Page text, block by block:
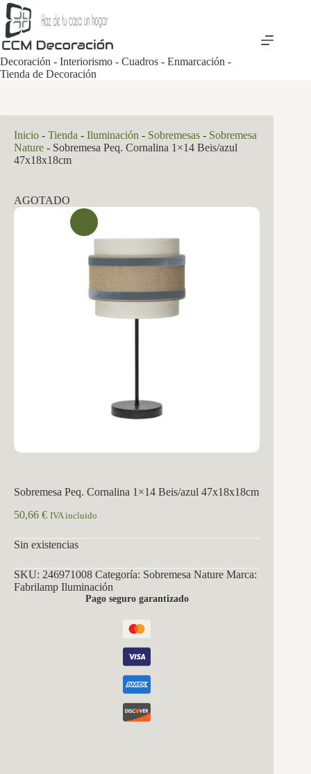
Saltar
al
contenido
Decoración - Interiorismo - Cuadros - Enmarcación -
Tienda de Decoración
Inicio - Tienda - Iluminación - Sobremesas - Sobremesa
Nature - Sobremesa Peq. Cornalina 1×14 Beis/azul
47x18x18cm
AGOTADO
Sobremesa Peq. Cornalina 1×14 Beis/azul 47x18x18cm
50,66 € IVA incluido
Sin existencias
SKU: 246971008 Categoría: Sobremesa Nature Marca:
Fabrilamp Iluminación
Pago seguro garantizado